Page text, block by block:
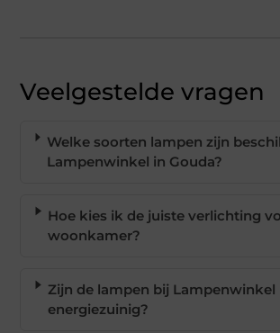
Veelgestelde vragen
Welke soorten lampen zijn
Lampenwinkel in Gouda?
Hoe kies ik de juiste verlichting
woonkamer?
Zijn de lampen bij Lampenwinkel
energiezuinig?